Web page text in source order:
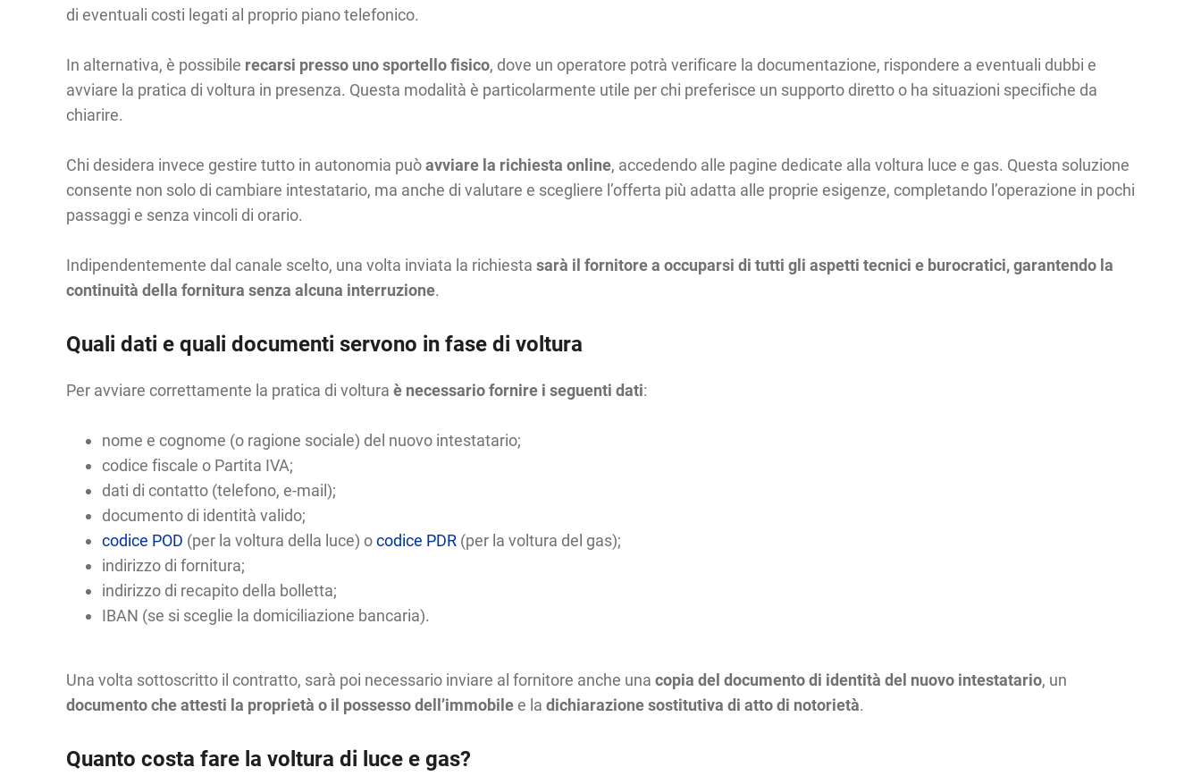
di eventuali costi legati al proprio piano telefonico.
In alternativa, è possibile recarsi presso uno sportello fisico, dove un operatore potrà verificare la documentazione, rispondere a eventuali dubbi e
avviare la pratica di voltura in presenza. Questa modalità è particolarmente utile per chi preferisce un supporto diretto o ha situazioni specifiche da
chiarire.
Chi desidera invece gestire tutto in autonomia puòavviare la richiesta online, accedendo alle pagine dedicate alla voltura luce e gas. Questa soluzione
consente non solo di cambiare intestatario, ma anche di valutare e scegliere l’offerta più adatta alle proprie esigenze, completando l’operazione in pochi
passaggi e senza vincoli di orario.
Indipendentemente dal canale scelto, una volta inviata la richiesta sarà il fornitore a occuparsi di tutti gli aspetti tecnici e burocratici, garantendo la
continuità della fornitura senza alcuna interruzione.
Quali dati e quali documenti servono in fase di voltura
Per avviare correttamente la pratica di voltura è necessario fornire i seguenti dati:
nome e cognome (o ragione sociale) del nuovo intestatario;
codice fiscale o Partita IVA;
dati di contatto (telefono, e-mail);
documento di identità valido;
codice POD (per la voltura della luce) ocodice PDR(per la voltura del gas);
indirizzo di fornitura;
indirizzo di recapito della bolletta;
IBAN (se si sceglie la domiciliazione bancaria).
Una volta sottoscritto il contratto, sarà poi necessario inviare al fornitore anche una copia del documento di identità del nuovo intestatario, un
documento che attesti la proprietà o il possesso dell’immobilee la dichiarazione sostitutiva di atto di notorietà.
Quanto costa fare la voltura di luce e gas?